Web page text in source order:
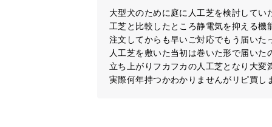
大型犬のために庭に人工芝を検討して
工芝と比較したところ静電気を抑える
注文してからも早いご対応でもう届いた
人工芝を敷いた当初は巻いた形で届い
立ち上がりフカフカの人工芝となり大変
実際何年持つかわかりませんがリピ買し